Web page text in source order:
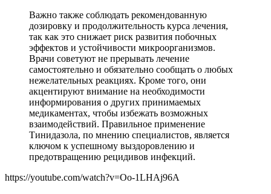
Важно также соблюдать рекомендованную
дозировку и продолжительность курса лечения,
так как это снижает риск развития побочных
эффектов и устойчивости микроорганизмов.
Врачи советуют не прерывать лечение
самостоятельно и обязательно сообщать о любых
нежелательных реакциях. Кроме того, они
акцентируют внимание на необходимости
информирования о других принимаемых
медикаментах, чтобы избежать возможных
взаимодействий. Правильное применение
Тинидазола, по мнению специалистов, является
ключом к успешному выздоровлению и
предотвращению рецидивов инфекций.
https://youtube.com/watch?v=Oo-1LHAj96A